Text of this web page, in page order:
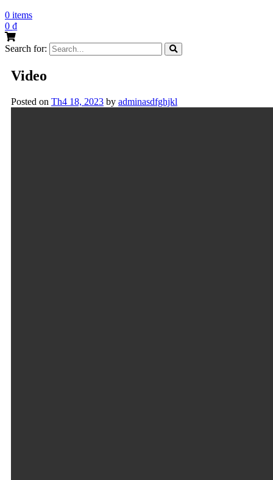
0 items
0 ₫
Search for:
Video
Posted on Th4 18, 2023 by adminasdfghjkl